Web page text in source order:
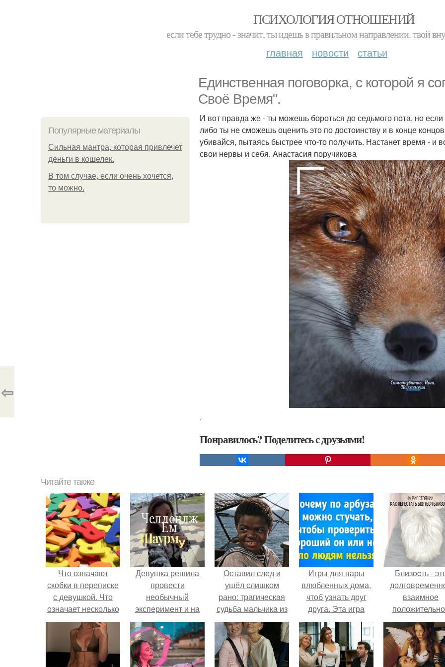
ПСИХОЛОГИЯ ОТНОШЕНИЙ
если тебе трудно - значит, ты идешь в правильном направлении. твой
главная новости статьи
Единственная поговорка, с которой я
Своё Время".
Популярные материалы
Сильная мантра, которая привлечет
деньги в кошелек.
В том случае, если очень хочется,
то можно.
И вот правда же - ты можешь бороться до седьмого пота, но
либо ты не сможешь оценить это по достоинству и в конце
убивайся, пытаясь быстрее что-то получить. Настанет время - и
свои нервы и себя. Анастасия поручикова
.
Понравилось? Поделитесь с друзьями!
⇦
Читайте также
Что означают
скобки в переписке
с девушкой. Что
означает несколько
полукруглых
скобочек в конце
предложения?
Девушка решила
провести
необычный
эксперимент и на
протяжении 30
дней питалась
одной шаурмой.
Оставил след и
ушёл слишком
рано: трагическая
судьба мальчика из
фильма
"Максимка".
Игры для пары
влюбленных дома,
чтоб узнать друг
друга. Эта игра
поможет узнать
истинный характер
любого человека
Близocть -
взаимное
вовлечение,